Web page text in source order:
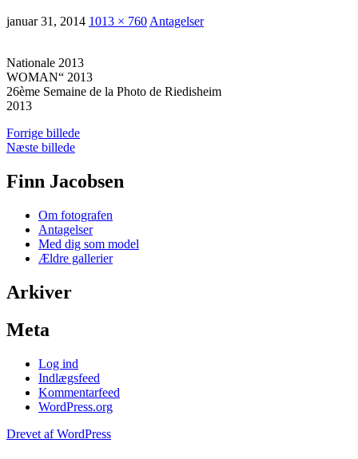
januar 31, 2014 1013 × 760 Antagelser
Nationale 2013
WOMAN“ 2013
26ème Semaine de la Photo de Riedisheim
2013
Forrige billede
Næste billede
Finn Jacobsen
Om fotografen
Antagelser
Med dig som model
Ældre gallerier
Arkiver
Meta
Log ind
Indlægsfeed
Kommentarfeed
WordPress.org
Drevet af WordPress